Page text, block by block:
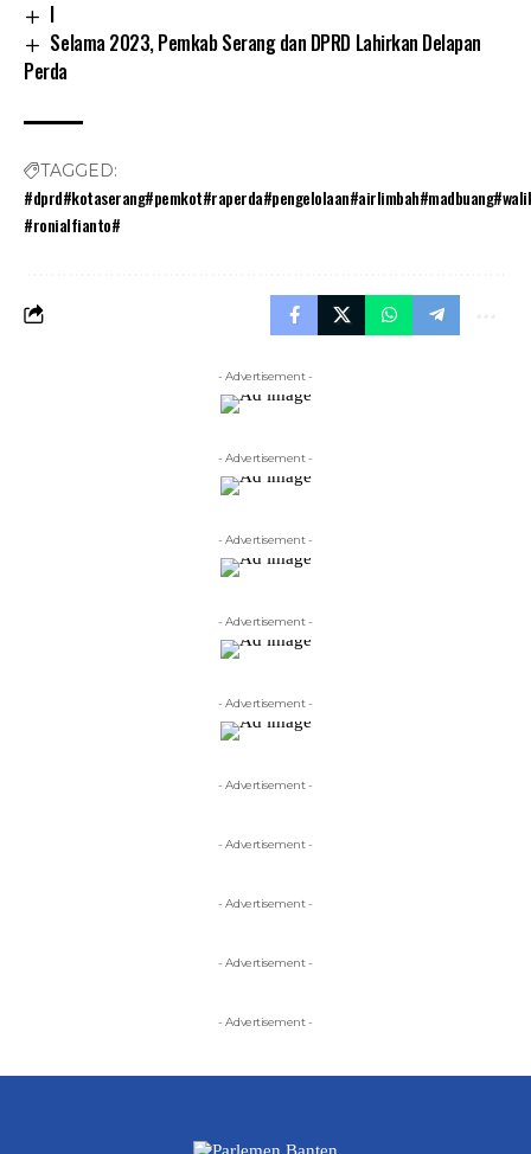
I
Selama 2023, Pemkab Serang dan DPRD Lahirkan Delapan
Perda
TAGGED:
#ronialfianto#
- Advertisement -
- Advertisement -
- Advertisement -
- Advertisement -
- Advertisement -
- Advertisement -
- Advertisement -
- Advertisement -
- Advertisement -
- Advertisement -